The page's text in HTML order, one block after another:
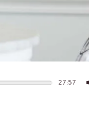
27:57